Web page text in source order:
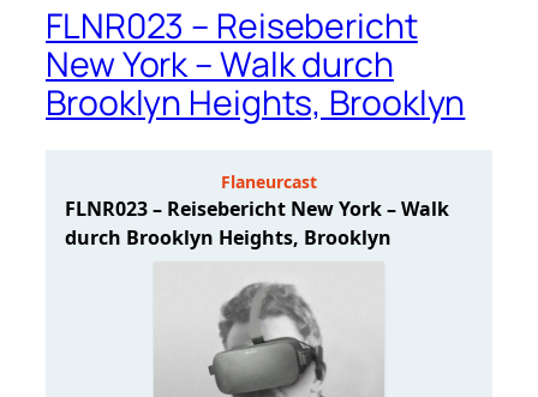
FLNR023 – Reisebericht
New York – Walk durch
Brooklyn Heights, Brooklyn